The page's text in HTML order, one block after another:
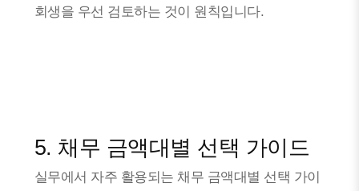
회생을 우선 검토하는 것이 원칙입니다.
5. 채무 금액대별 선택 가이드
실무에서 자주 활용되는 채무 금액대별 선택 가이